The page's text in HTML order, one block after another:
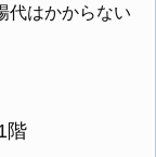
代はかからない
階